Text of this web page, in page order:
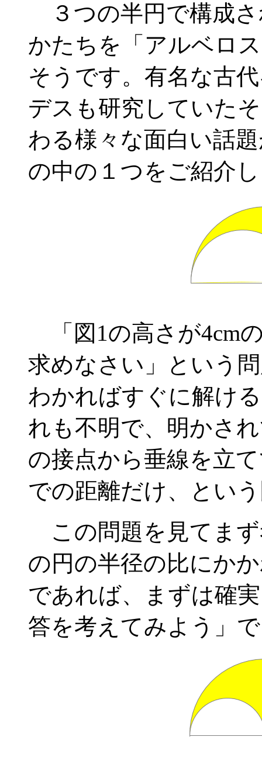
３つの半円で構成
かたちを「アルベロ
そうです。有名な古
デスも研究していた
わる様々な面白い話
の中の１つをご紹介
「図1の高さが4cm
求めなさい」という
わかればすぐに解け
れも不明で、明かさ
の接点から垂線を立
での距離だけ、とい
この問題を見てま
の円の半径の比にか
であれば、まずは確
答を考えてみよう」